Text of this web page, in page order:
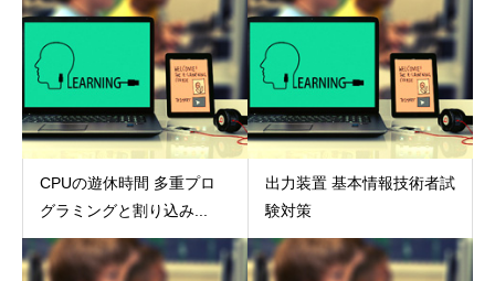
CPUの遊休時間 多重プロ
グラミングと割り込み...
出力装置 基本情報技術者試
験対策